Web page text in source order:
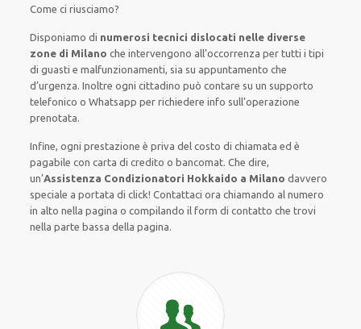
Come ci riusciamo?
Disponiamo di numerosi tecnici dislocati nelle diverse
zone di Milano che intervengono all’occorrenza per tutti i tipi
di guasti e malfunzionamenti, sia su appuntamento che
d’urgenza.Inoltre ogni cittadino può contare su un supporto
telefonico o Whatsapp per richiedere info sull’operazione
prenotata.
Infine, ogni prestazione è priva del costo di chiamata ed è
pagabile con carta di credito o bancomat.Che dire,
un’Assistenza Condizionatori Hokkaido a Milano davvero
speciale a portata di click! Contattaci ora chiamando al numero
in alto nella pagina o compilando il form di contatto che trovi
nella parte bassa della pagina.